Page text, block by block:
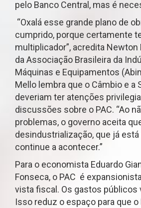
pelo Banco Central, mas é
“Oxalá esse grande plano de
cumprido, porque certamente
multiplicador”, acredita
da Associação Brasileira da
Máquinas e Equipamentos
Mello lembra que o Câmbio e a
deveriam ter atenções
discussões sobre o PAC. “Ao
problemas, o governo aceita
desindustrialização, que já
continue a acontecer.”
Para o economista Eduardo
Fonseca, o PAC é
vista fiscal. Os gastos públicos
Isso reduz o espaço para que o